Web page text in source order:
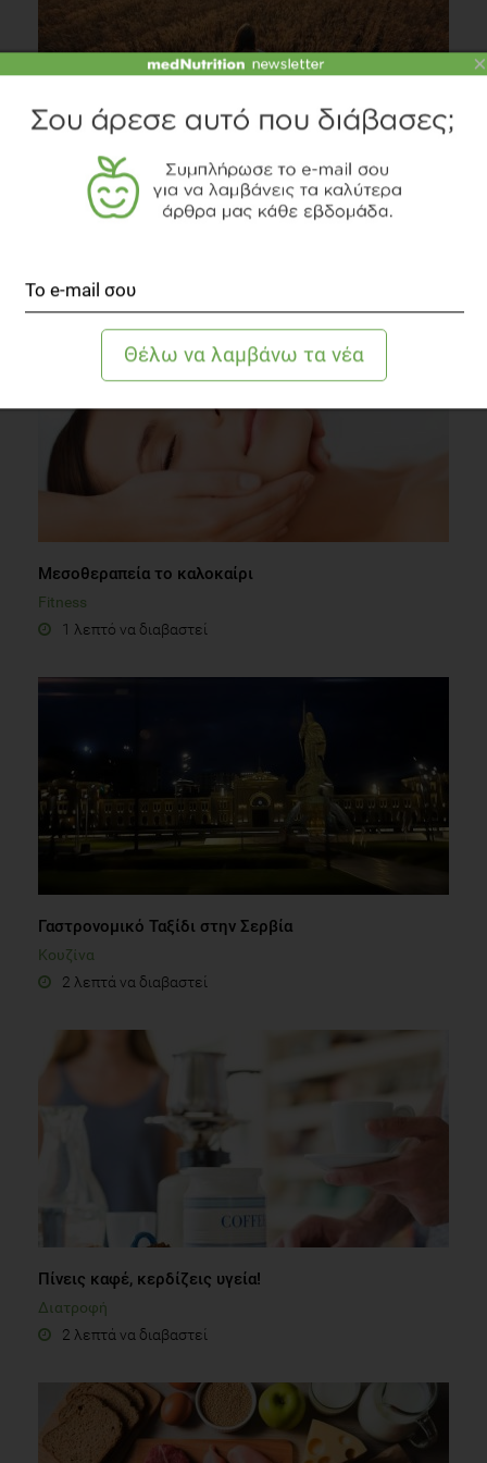
Καλλυντικά χωρίς γλουτένη
Μεσοθεραπεία το καλοκαίρι
Fitness
1 λεπτό να διαβαστεί
Γαστρονομικό Ταξίδι στην Σερβία
Κουζίνα
2 λεπτά να διαβαστεί
Πίνεις καφέ, κερδίζεις υγεία!
Διατροφή
2 λεπτά να διαβαστεί
×